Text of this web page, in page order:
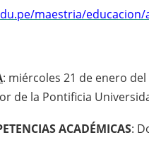
maestria/educacion/
: miércoles 21 de enero
de la Pontificia
ACADÉMICAS: